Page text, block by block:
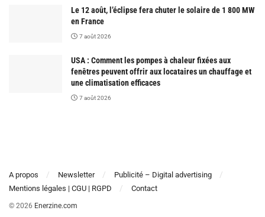
Le 12 août, l’éclipse fera chuter le solaire de 1 800 MW
en France
7 août 2026
USA : Comment les pompes à chaleur fixées aux
fenêtres peuvent offrir aux locataires un chauffage et
une climatisation efficaces
7 août 2026
A propos Newsletter
Publicité – Digital advertising
Mentions légales | CGU | RGPD
Contact
© 2026 Enerzine.com